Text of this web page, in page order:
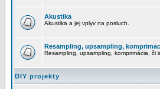
Akustika
Akustika a jej vplyv na posluch.
Resampling, upsampling,
Resampling, upsampling, komprimácia, či
DIY projekty